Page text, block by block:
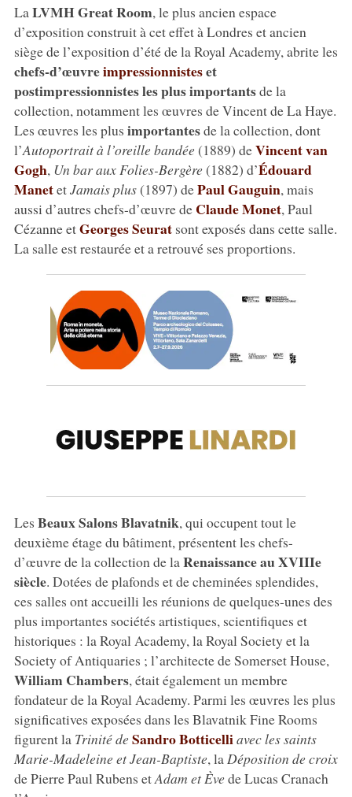
La LVMH Great Room, le plus ancien espace
d’exposition construit à cet effet à Londres et ancien
siège de l’exposition d’été de la Royal Academy, abrite les
chefs-d’œuvreimpressionnisteset
postimpressionnistes les plus importantsde la
collection, notamment les œuvres de Vincent de La Haye.
Les œuvres les plus importantesde la collection, dont
l’Autoportrait à l’oreille bandée(1889) deVincent van
Gogh, Un bar aux Folies-Bergère(1882) d’Édouard
ManetetJamais plus(1897) dePaul Gauguin, mais
aussi d’autres chefs-d’œuvre de Claude Monet, Paul
Cézanne etGeorges Seuratsont exposés dans cette salle.
La salle est restaurée et a retrouvé ses proportions.
Les Beaux Salons Blavatnik, qui occupent tout le
deuxième étage du bâtiment, présentent les chefs-
d’œuvre de la collection de laRenaissance au XVIIIe
siècle. Dotées de plafonds et de cheminées splendides,
ces salles ont accueilli les réunions de quelques-unes des
plus importantes sociétés artistiques, scientifiques et
historiques : la Royal Academy, la Royal Society et la
Society of Antiquaries ; l’architecte de Somerset House,
William Chambers, était également un membre
fondateur de la Royal Academy. Parmi les œuvres les plus
significatives exposées dans les Blavatnik Fine Rooms
figurent la Trinité deSandro Botticelliavec les saints
Marie-Madeleine et Jean-Baptiste, la Déposition de croix
de Pierre Paul Rubens etAdam et Èvede Lucas Cranach